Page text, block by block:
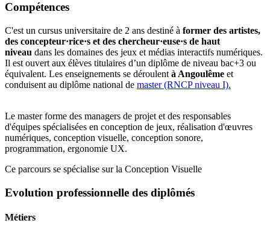
Compétences
C'est un cursus universitaire de 2 ans destiné à former des artistes,
des concepteur·rice·s et des chercheur·euse·s de haut
niveau dans les domaines des jeux et médias interactifs numériques.
Il est ouvert aux élèves titulaires d’un diplôme de niveau bac+3 ou
équivalent. Les enseignements se déroulent à Angoulême et
conduisent au diplôme national de master (RNCP niveau I).
Le master forme des managers de projet et des responsables
d'équipes spécialisées en conception de jeux, réalisation d'œuvres
numériques, conception visuelle, conception sonore,
programmation, ergonomie UX.
Ce parcours se spécialise sur la Conception Visuelle
Evolution professionnelle des diplômés
Métiers